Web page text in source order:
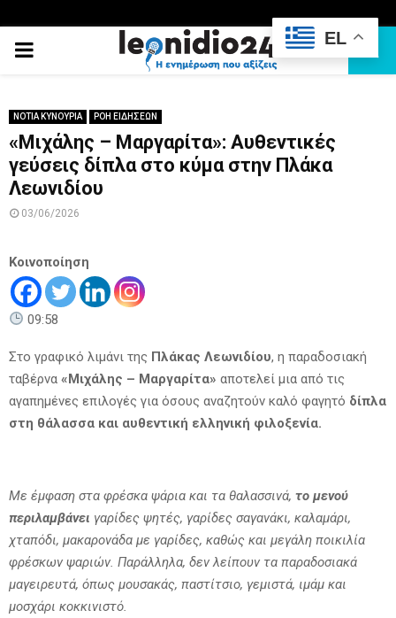
PRIMARY
ΝΟΤΙΑ ΚΥΝΟΥΡΙΑ ΡΟΗ ΕΙΔΗΣΕΩΝ
«Μιχάλης – Μαργαρίτα»: Αυθεντικές
γεύσεις δίπλα στο κύμα στην Πλάκα
Λεωνιδίου
03/06/2026
Κοινοποίηση
09:58
Στο γραφικό λιμάνι της Πλάκας Λεωνιδίου, η παραδοσιακή
ταβέρνα «Μιχάλης – Μαργαρίτα» αποτελεί μια από τις
αγαπημένες επιλογές για όσους αναζητούν καλό φαγητό δίπλα
στη θάλασσα και αυθεντική ελληνική φιλοξενία.
Με έμφαση στα φρέσκα ψάρια και τα θαλασσινά, το μενού
περιλαμβάνει γαρίδες ψητές, γαρίδες σαγανάκι, καλαμάρι,
χταπόδι, μακαρονάδα με γαρίδες, καθώς και μεγάλη ποικιλία
φρέσκων ψαριών. Παράλληλα, δεν λείπουν τα παραδοσιακά
μαγειρευτά, όπως μουσακάς, παστίτσιο, γεμιστά, ιμάμ και
μοσχάρι κοκκινιστό.
EL